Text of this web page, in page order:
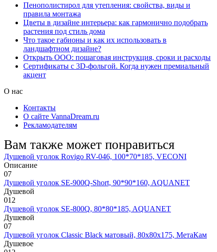
Пенополистирол для утепления: свойства, виды и
правила монтажа
Цветы в дизайне интерьера: как гармонично подобрать
растения под стиль дома
Что такое габионы и как их использовать в
ландшафтном дизайне?
Открыть ООО: пошаговая инструкция, сроки и расходы
Сертификаты с 3D-фольгой. Когда нужен премиальный
акцент
О нас
Контакты
О сайте VannaDream.ru
Рекламодателям
Вам также может понравиться
Душевой уголок Rovigo RV-046, 100*70*185, VECONI
Описание
07
Душевой уголок SE-900Q-Short, 90*90*160, AQUANET
Душевой
012
Душевой уголок SE-800Q, 80*80*185, AQUANET
Душевой
07
Душевой уголок Classic Black матовый, 80х80х175, МетаКам
Душевое